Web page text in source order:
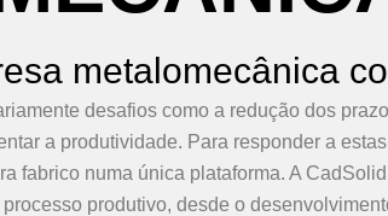
metalomecânica
desafios como a redução dos
a produtividade. Para responder a
fabrico numa única plataforma. A
produtivo, desde o